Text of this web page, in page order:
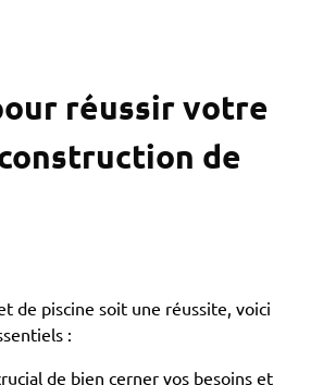
réussir votre
de
de piscine soit une réussite, voici
:
de bien cerner vos besoins et